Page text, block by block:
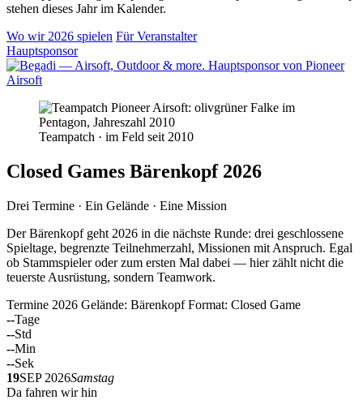
stehen dieses Jahr im Kalender.
Wo wir 2026 spielen Für Veranstalter
Hauptsponsor
Teampatch · im Feld seit 2010
Closed Games Bärenkopf 2026
Drei Termine · Ein Gelände · Eine Mission
Der Bärenkopf geht 2026 in die nächste Runde: drei geschlossene
Spieltage, begrenzte Teilnehmerzahl, Missionen mit Anspruch. Egal
ob Stammspieler oder zum ersten Mal dabei — hier zählt nicht die
teuerste Ausrüstung, sondern Teamwork.
Termine 2026 Gelände: Bärenkopf Format: Closed Game
--Tage
--Std
--Min
--Sek
19SEP 2026Samstag
Da fahren wir hin